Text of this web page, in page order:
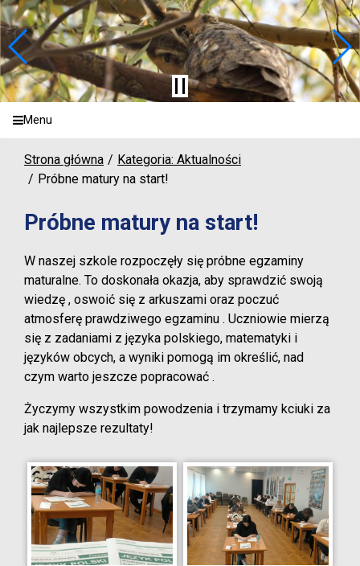
Menu
Strona główna
Kategoria: Aktualności
Próbne matury na start!
Próbne matury na start!
W naszej szkole rozpoczęły się próbne egzaminy
maturalne. To doskonała okazja, aby sprawdzić swoją
wiedzę , oswoić się z arkuszami oraz poczuć
atmosferę prawdziwego egzaminu . Uczniowie mierzą
się z zadaniami z języka polskiego, matematyki i
języków obcych, a wyniki pomogą im określić, nad
czym warto jeszcze popracować .
Życzymy wszystkim powodzenia i trzymamy kciuki za
jak najlepsze rezultaty!